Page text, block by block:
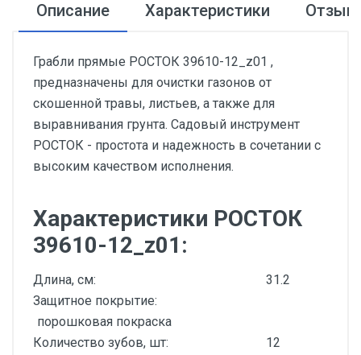
Описание Характеристики
Грабли прямые РОСТОК 39610-12_z01 ,
предназначены для очистки газонов от
скошенной травы, листьев, а также для
выравнивания грунта. Садовый инструмент
РОСТОК - простота и надежность в сочетании с
высоким качеством исполнения.
Характеристики РОСТОК
39610-12_z01:
Длина, см:
31.2
Защитное покрытие:
порошковая покраска
Количество зубов, шт:
12